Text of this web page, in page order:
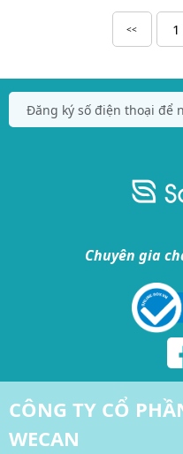
<< 1
Chuyên gia
CÔNG TY CỔ
WECAN